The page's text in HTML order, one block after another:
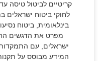
לחוקי ביטוח ישראלים
בינלאומית, ביטוח
מפרט את הדגשים
ישראלים, עם התמקדות
המידע מבוסס על